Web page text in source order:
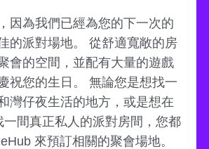
因為我們已經為您的下一次的
的派對場地。 從舒適寬敞的房
會的空間，並配有大量的遊戲
祝您的生日。 無論您是想找一
灣仔夜生活的地方，或是想在
一間真正私人的派對房間，您都
來預訂相關的聚會場地。